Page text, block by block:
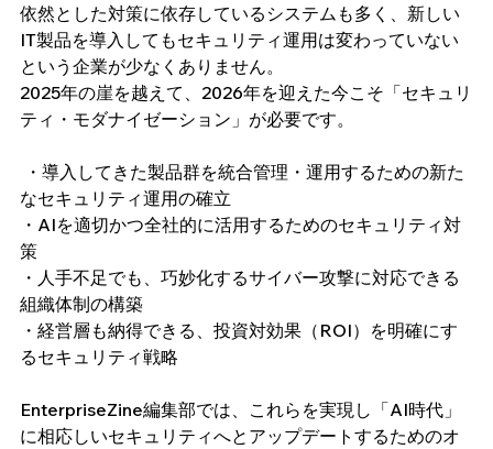
依然とした対策に依存しているシステムも多く、新しい
IT製品を導入してもセキュリティ運用は変わっていない
という企業が少なくありません。
2025年の崖を越えて、2026年を迎えた今こそ「セキュリ
ティ・モダナイゼーション」が必要です。
なセキュリティ運用の確立
・AIを適切かつ全社的に活用するためのセキュリティ対
策
・人手不足でも、巧妙化するサイバー攻撃に対応できる
組織体制の構築
・経営層も納得できる、投資対効果（ROI）を明確にす
るセキュリティ戦略
EnterpriseZine編集部では、これらを実現し「AI時代」
に相応しいセキュリティへとアップデートするためのオ